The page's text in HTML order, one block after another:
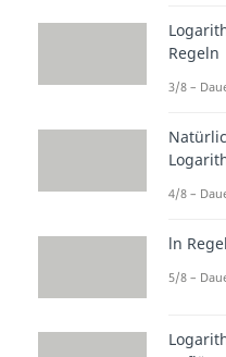
Regeln
3/8 –
4/8 –
ln
5/8 –